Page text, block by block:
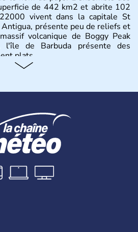
de 442 km2 et abrite 102
vivent dans la capitale St
présente peu de reliefs et
volcanique de Boggy Peak
l'île de Barbuda présente des
plats.
Barbuda connus, les Ciboneys,
Et c'est en 1493 que
sur l'ile entraîna une
puis française et anglaise.
en 1834. Le pays devint
Royaume du Commonwealth en